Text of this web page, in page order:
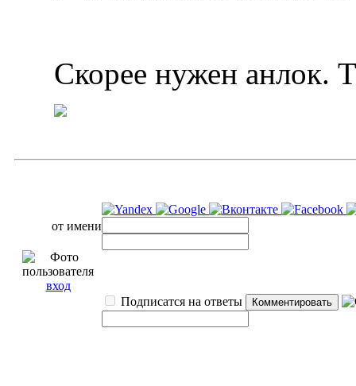
Скорее нужен анлок.
от имени
вход
Подписатся на ответы